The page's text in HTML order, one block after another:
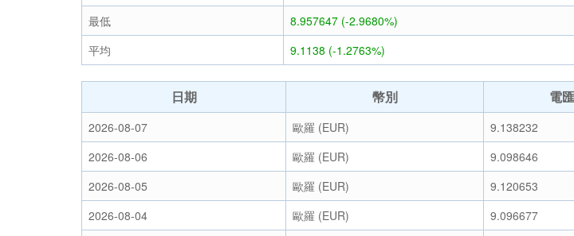
最低
8.957647 (-2.9680%)
平均
9.1138 (-1.2763%)
日期 幣別 電
2026-08-07 歐羅 (EUR) 9.138232
2026-08-06
歐羅 (EUR) 9.098646
2026-08-05
歐羅 (EUR) 9.120653
2026-08-04
歐羅 (EUR) 9.096677